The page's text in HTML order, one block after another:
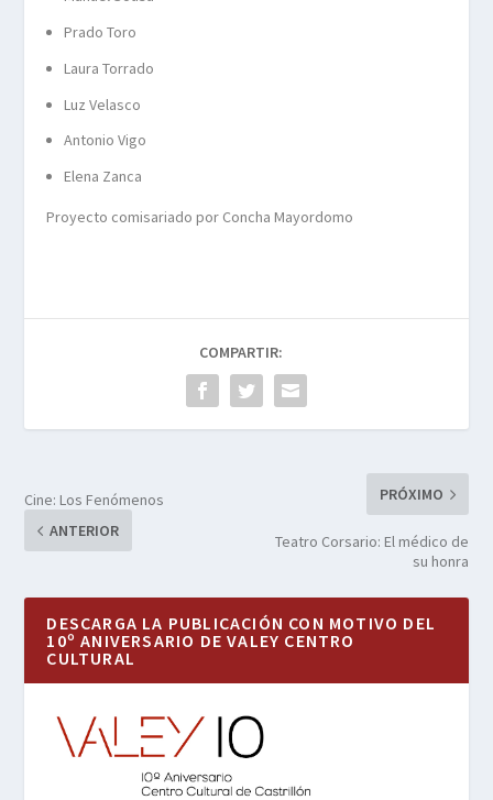
Prado Toro
Laura Torrado
Luz Velasco
Antonio Vigo
Elena Zanca
Proyecto comisariado por Concha Mayordomo
COMPARTIR:
Cine: Los Fenómenos
ANTERIOR
PRÓXIMO
Teatro Corsario: El médico de
su honra
DESCARGA LA PUBLICACIÓN CON MOTIVO DEL
10º ANIVERSARIO DE VALEY CENTRO
CULTURAL